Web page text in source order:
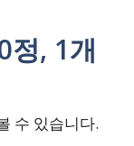
정, 1개
수 있습니다.